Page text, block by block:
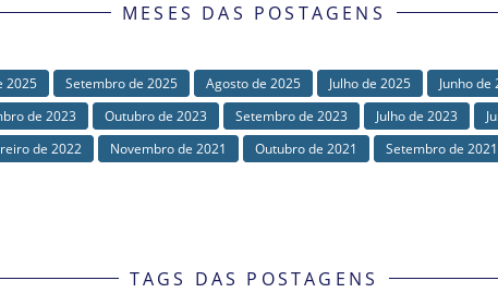
MESES DAS POSTAGENS
2025 Setembro de 2025 Agosto de 2025 Julho de 2025 Junho de
de 2023 Outubro de 2023 Setembro de 2023 Julho de 2023
de 2022 Novembro de 2021 Outubro de 2021 Setembro de 2021
TAGS DAS POSTAGENS